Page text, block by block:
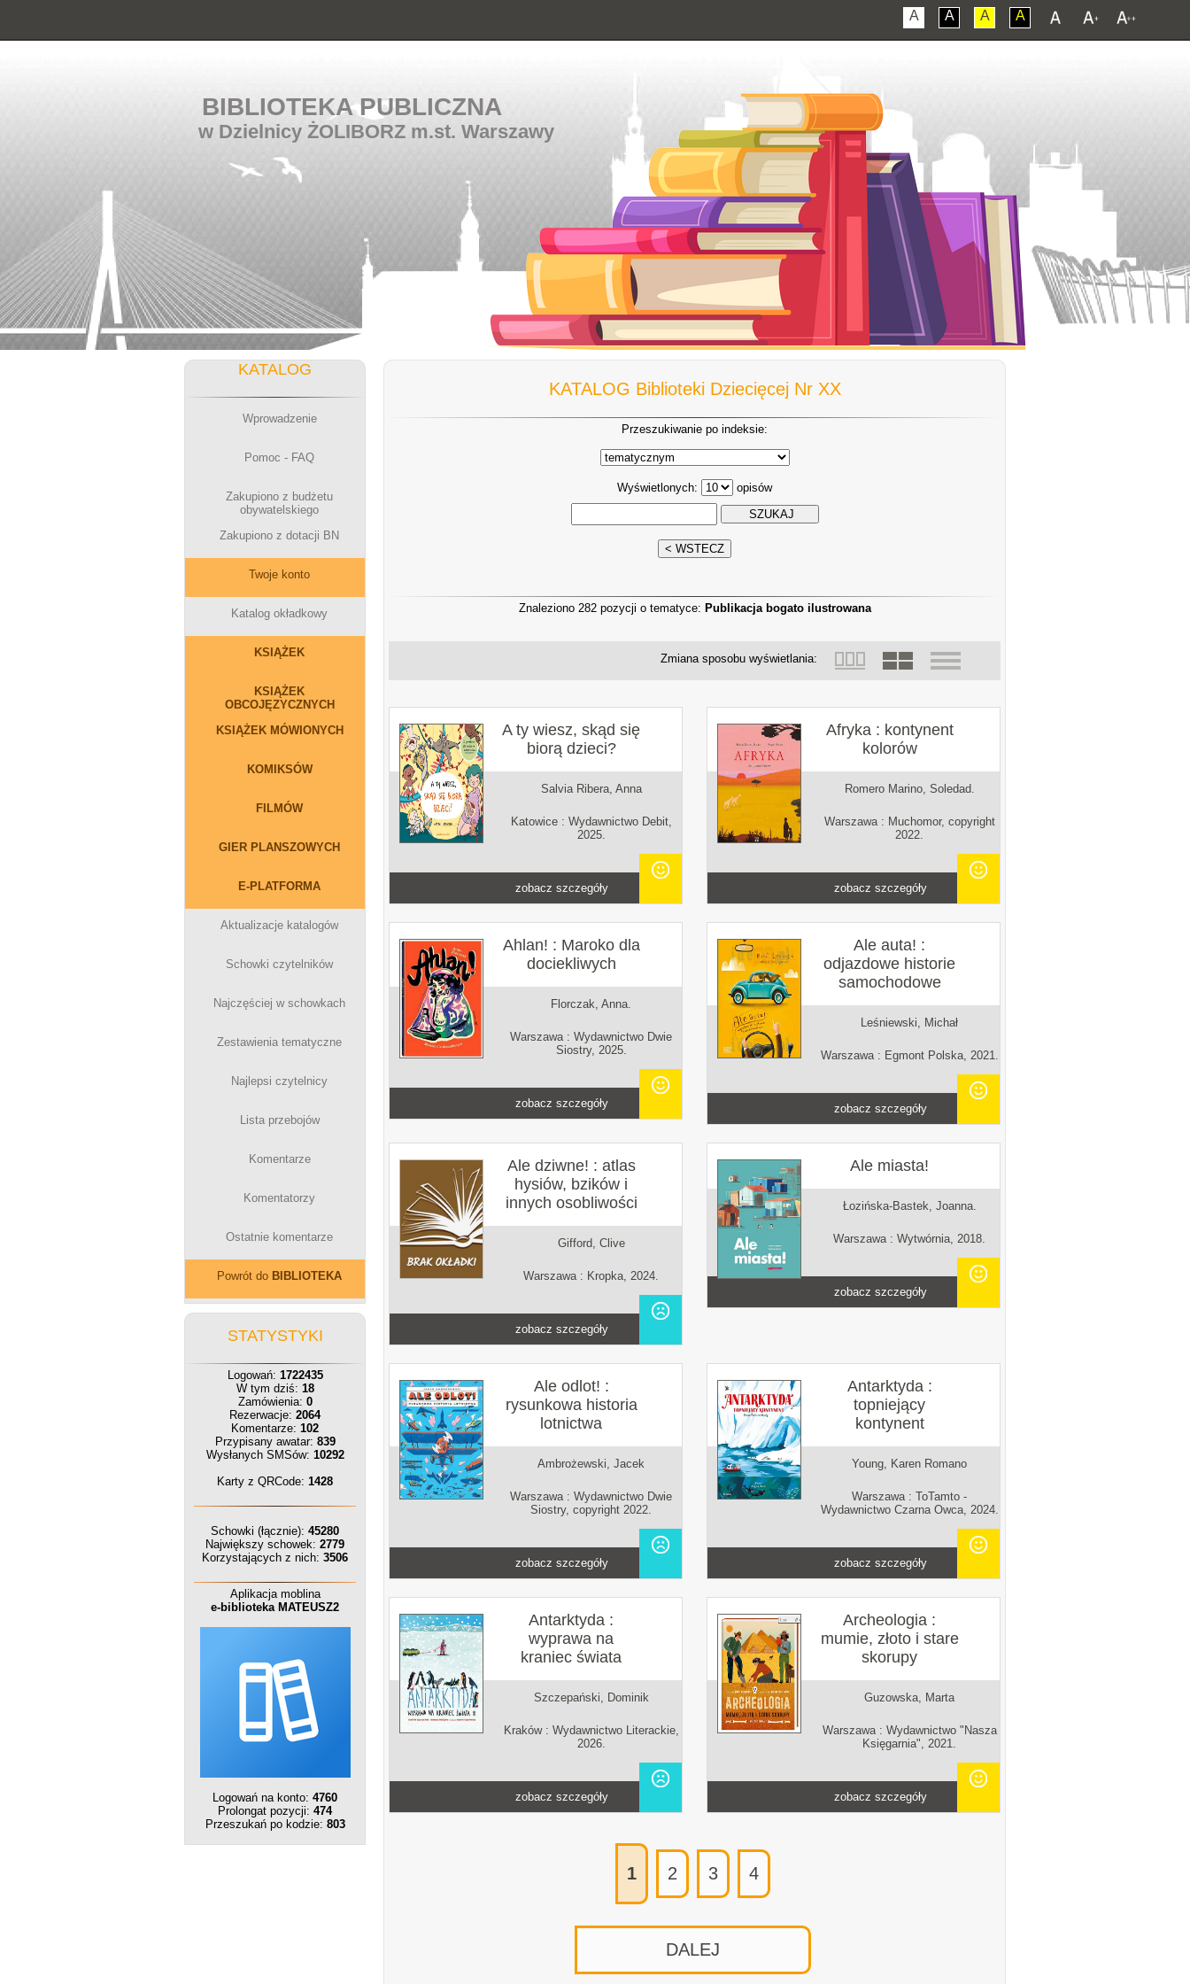
A A A A
BIBLIOTEKA PUBLICZNA
w Dzielnicy ŻOLIBORZ m.st. Warszawy
KATALOG
Wprowadzenie
Pomoc - FAQ
Zakupiono z budżetu
obywatelskiego
Zakupiono z dotacji BN
Twoje konto
Katalog okładkowy
KSIĄŻEK
KSIĄŻEK
OBCOJĘZYCZNYCH
KSIĄŻEK MÓWIONYCH
KOMIKSÓW
FILMÓW
GIER PLANSZOWYCH
E-PLATFORMA
Aktualizacje katalogów
Schowki czytelników
Najczęściej w schowkach
Zestawienia tematyczne
Najlepsi czytelnicy
Lista przebojów
Komentarze
Komentatorzy
Ostatnie komentarze
Powrót do BIBLIOTEKA
STATYSTYKI
Logowań: 1722435
W tym dziś: 18
Zamówienia: 0
Rezerwacje: 2064
Komentarze: 102
Przypisany awatar: 839
Wysłanych SMSów: 10292
Karty z QRCode: 1428
Schowki (łącznie): 45280
Największy schowek: 2779
Korzystających z nich: 3506
Aplikacja moblina
e-biblioteka MATEUSZ2
Logowań na konto: 4760
Prolongat pozycji: 474
Przeszukań po kodzie: 803
KATALOG Biblioteki Dziecięcej Nr XX
Przeszukiwanie po indeksie:
Wyświetlonych: opisów
Znaleziono 282 pozycji o tematyce: Publikacja bogato ilustrowana
Zmiana sposobu wyświetlania:
A ty wiesz, skąd się
biorą dzieci?
Salvia Ribera, Anna
Katowice : Wydawnictwo Debit,
2025.
zobacz szczegóły
Afryka : kontynent
kolorów
Romero Marino, Soledad.
Warszawa : Muchomor, copyright
2022.
zobacz szczegóły
Ahlan! : Maroko dla
dociekliwych
Florczak, Anna.
Warszawa : Wydawnictwo Dwie
Siostry, 2025.
zobacz szczegóły
Ale auta! :
odjazdowe historie
samochodowe
Leśniewski, Michał
Warszawa : Egmont Polska, 2021.
zobacz szczegóły
Ale dziwne! : atlas
hysiów, bzików i
innych osobliwości
Gifford, Clive
Warszawa : Kropka, 2024.
zobacz szczegóły
Ale miasta!
Łozińska-Bastek, Joanna.
Warszawa : Wytwórnia, 2018.
zobacz szczegóły
Ale odlot! :
rysunkowa historia
lotnictwa
Ambrożewski, Jacek
Warszawa : Wydawnictwo Dwie
Siostry, copyright 2022.
zobacz szczegóły
Antarktyda :
topniejący
kontynent
Young, Karen Romano
Warszawa : ToTamto -
Wydawnictwo Czarna Owca, 2024.
zobacz szczegóły
Antarktyda :
wyprawa na
kraniec świata
Szczepański, Dominik
Kraków : Wydawnictwo Literackie,
2026.
zobacz szczegóły
Archeologia :
mumie, złoto i stare
skorupy
Guzowska, Marta
Warszawa : Wydawnictwo "Nasza
Księgarnia", 2021.
zobacz szczegóły
1 2 3 4
DALEJ